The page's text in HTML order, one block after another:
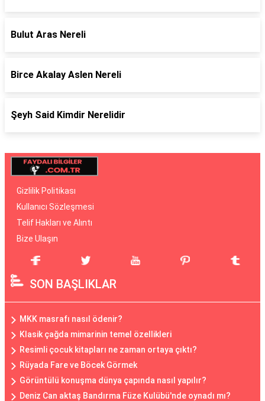
Bulut Aras Nereli
Birce Akalay Aslen Nereli
Şeyh Said Kimdir Nerelidir
Gizlilik Politikası
Kullanıcı Sözleşmesi
Telif Hakları ve Alıntı
Bize Ulaşın
SON BAŞLIKLAR
MKK masrafı nasıl ödenir?
Klasik çağda mimarinin temel özellikleri
Resimli çocuk kitapları ne zaman ortaya çıktı?
Rüyada Fare ve Böcek Görmek
Görüntülü konuşma dünya çapında nasıl yapılır?
Deniz Can aktaş Bandırma Füze Kulübü'nde oynadı mı?